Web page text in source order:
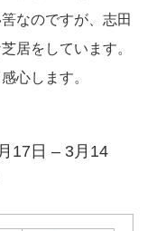
なのですが、志田
居をしています。
心します。
17日 – 3月14